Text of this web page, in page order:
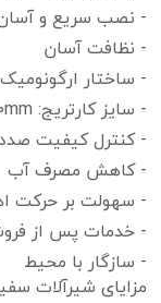
- نصب سریع و
- نظافت آسان
- ساختار ارگونومیک
- سایز کارتریج: 40mm
- کنترل کیفیت
- کاهش مصرف آب
- سهولت بر حرکت
- خدمات پس از
- سازگار با محیط
مزایای شیرآلات